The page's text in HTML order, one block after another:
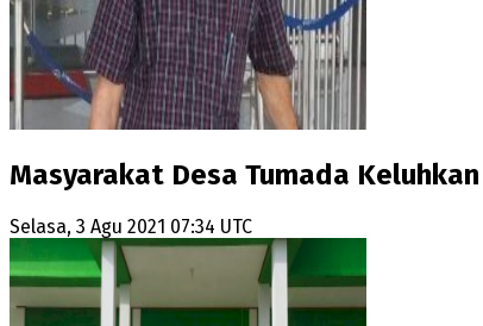
Masyarakat Desa Tumada
Selasa, 3 Agu 2021 07:34 UTC